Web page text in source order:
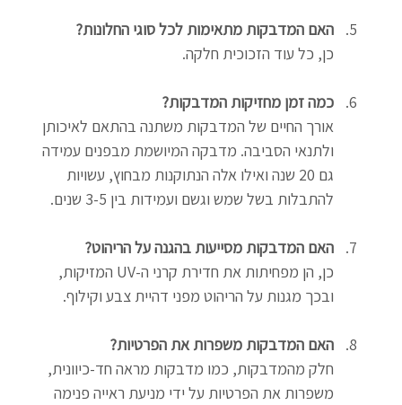
האם המדבקות מתאימות לכל סוגי החלונות?
כן, כל עוד הזכוכית חלקה.
כמה זמן מחזיקות המדבקות?
אורך החיים של המדבקות משתנה בהתאם לאיכותן
ולתנאי הסביבה. מדבקה המיושמת מבפנים עמידה
גם 20 שנה ואילו אלה הנתוקנות מבחוץ, עשויות
להתבלות בשל שמש וגשם ועמידות בין 3-5 שנים.
האם המדבקות מסייעות בהגנה על הריהוט?
כן, הן מפחיתות את חדירת קרני ה-UV המזיקות,
ובכך מגנות על הריהוט מפני דהיית צבע וקילוף.
האם המדבקות משפרות את הפרטיות?
חלק מהמדבקות, כמו מדבקות מראה חד-כיוונית,
משפרות את הפרטיות על ידי מניעת ראייה פנימה